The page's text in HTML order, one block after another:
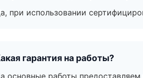
при использовании
гарантия на работы?
основные работы предоставляем